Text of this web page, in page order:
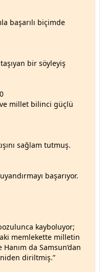
başarılı biçimde
bir söyleyiş
ve millet bilinci güçlü
sağlam tutmuş.
başarıyor.
kayboluyor;
memlekette milletin
da Samsun’dan
diriltmiş.”